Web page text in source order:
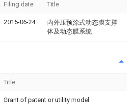
Filing date Title
2015-06-24
内外压预涂式动态膜支撑
体及动态膜系统
Title
Grant of patent or utility model